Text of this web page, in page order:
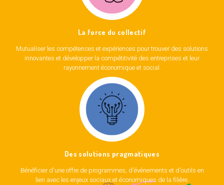
La force du collectif
Mutualiser les compétences et expériences pour trouver des solutions
innovantes et développer la compétitivité des entreprises et leur
rayonnement économique et social.
Des solutions pragmatiques
Bénéficier d'une offre de programmes, d'événements et d'outils en
lien avec les enjeux sociaux et économiques de la filière.